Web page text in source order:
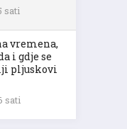
sati
vremena,
i gdje se
pljuskovi
sati